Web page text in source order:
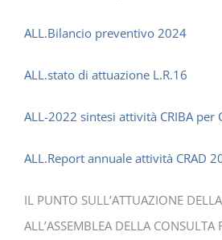
ALL.Bilancio preventivo 2024
ALL.stato di attuazione L.R.16
ALL-2022 sintesi attività CRIBA per
ALL.Report annuale attività CRAD
IL PUNTO SULL’ATTUAZIONE
ALL’ASSEMBLEA DELLA CONSULTA